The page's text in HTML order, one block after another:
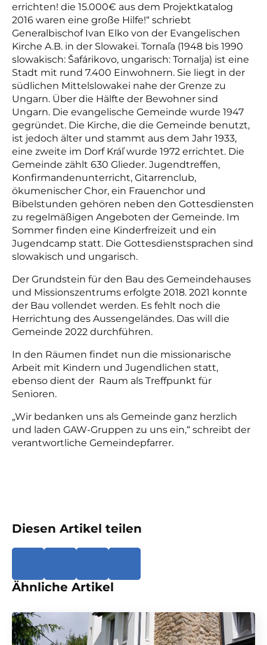
errichten! die 15.000€ aus dem Projektkatalog
2016 waren eine große Hilfe!“ schriebt
Generalbischof Ivan Elko von der Evangelischen
Kirche A.B. in der Slowakei. Tornaľa (1948 bis 1990
slowakisch: Šafárikovo, ungarisch: Tornalja) ist eine
Stadt mit rund 7.400 Einwohnern. Sie liegt in der
südlichen Mittelslowakei nahe der Grenze zu
Ungarn. Über die Hälfte der Bewohner sind
Ungarn. Die evangelische Gemeinde wurde 1947
gegründet. Die Kirche, die die Gemeinde benutzt,
ist jedoch älter und stammt aus dem Jahr 1933,
eine zweite im Dorf Kráľ wurde 1972 errichtet. Die
Gemeinde zählt 630 Glieder. Jugendtreffen,
Konfirmandenunterricht, Gitarrenclub,
ökumenischer Chor, ein Frauenchor und
Bibelstunden gehören neben den Gottesdiensten
zu regelmäßigen Angeboten der Gemeinde. Im
Sommer finden eine Kinderfreizeit und ein
Jugendcamp statt. Die Gottesdienstsprachen sind
slowakisch und ungarisch.
Der Grundstein für den Bau des Gemeindehauses
und Missionszentrums erfolgte 2018. 2021 konnte
der Bau vollendet werden. Es fehlt noch die
Herrichtung des Aussengeländes. Das will die
Gemeinde 2022 durchführen.
In den Räumen findet nun die missionarische
Arbeit mit Kindern und Jugendlichen statt,
ebenso dient der Raum als Treffpunkt für
Senioren.
„Wir bedanken uns als Gemeinde ganz herzlich
und laden GAW-Gruppen zu uns ein,“ schreibt der
verantwortliche Gemeindepfarrer.
Diesen Artikel teilen
Ähnliche Artikel